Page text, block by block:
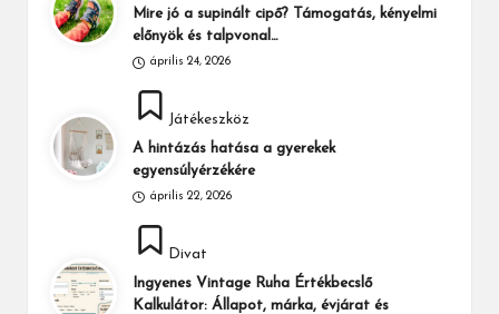
Mire jó a supinált cipő? Támogatás, kényelmi
előnyök és talpvonal…
április 24, 2026
Játékeszköz
A hintázás hatása a gyerekek
egyensúlyérzékére
április 22, 2026
Divat
Ingyenes Vintage Ruha Értékbecslő
Kalkulátor: Állapot, márka, évjárat és